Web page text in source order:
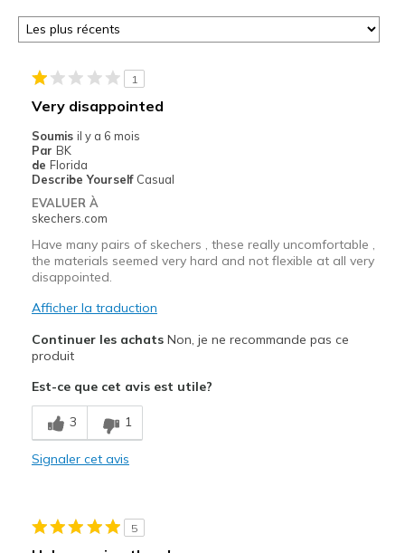
1
Very disappointed
Soumis il y a 6 mois
Par BK
de Florida
Describe Yourself Casual
EVALUER À
skechers.com
Have many pairs of skechers , these really uncomfortable ,
the materials seemed very hard and not flexible at all very
disappointed.
Afficher la traduction
Continuer les achatsNon, je ne recommande pas ce
produit
Est-ce que cet avis est utile?
3 1
Signaler cet avis
5